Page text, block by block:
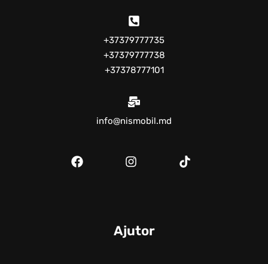
+37379777735
+37379777738
+37378777101
info@nismobil.md
Ajutor